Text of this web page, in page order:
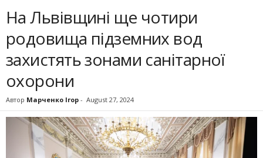
На Львівщині ще чотири
родовища підземних вод
захистять зонами санітарної
охорони
Автор Марченко Ігор - August 27, 2024